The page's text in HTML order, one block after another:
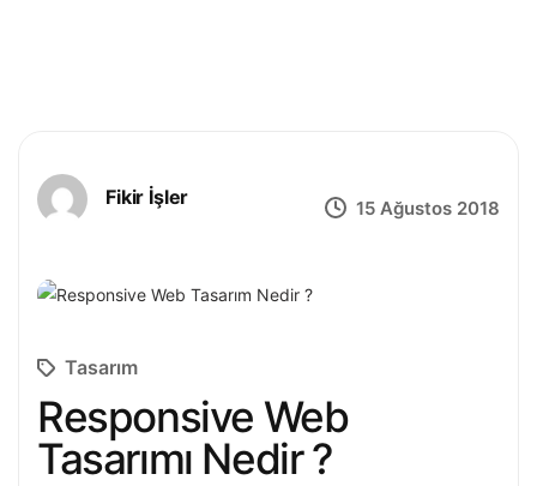
Fikir İşler 15 Ağustos 2018
Tasarım
Responsive Web
Tasarımı Nedir ?